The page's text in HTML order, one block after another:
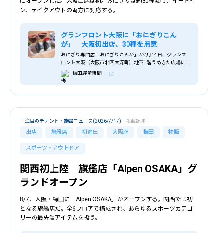
ン、テイクアウトの両方に対応する。
グランフロント大阪に「おにぎりこん
が」 大阪初出店、30種を用意
おにぎり専門店「おにぎりこんが」が7月14日、グランフ
ロント大阪（大阪市北区大深町）地下1階うめきた広場にオ
ープンする。
梅田経済新聞
出店 旗艦店 初進出 大阪府 梅田 物販
スポーツ・アウトドア
「注目のテナント・施設ニュース(2026/7/17) 」掲載記事
関西初上陸 旗艦店「Alpen OSAKA」グ
ランドオープン
8/7、大阪・梅田に「Alpen OSAKA」がオープンする。関西では初
となる旗艦店だ。全6フロアで構成され、あらゆるスポーツカテゴ
リーの最先端アイテムを扱う。